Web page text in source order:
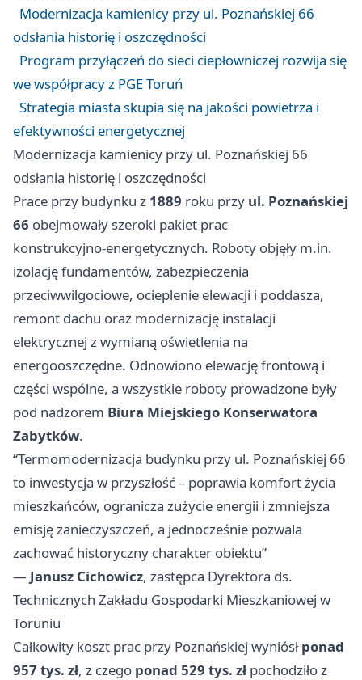
Modernizacja kamienicy przy ul. Poznańskiej 66
odsłania historię i oszczędności
Program przyłączeń do sieci ciepłowniczej rozwija się
we współpracy z PGE Toruń
Strategia miasta skupia się na jakości powietrza i
efektywności energetycznej
Modernizacja kamienicy przy ul. Poznańskiej 66
odsłania historię i oszczędności
Prace przy budynku z 1889 roku przy ul. Poznańskiej
66 obejmowały szeroki pakiet prac
konstrukcyjno‑energetycznych. Roboty objęły m.in.
izolację fundamentów, zabezpieczenia
przeciwwilgociowe, ocieplenie elewacji i poddasza,
remont dachu oraz modernizację instalacji
elektrycznej z wymianą oświetlenia na
energooszczędne. Odnowiono elewację frontową i
części wspólne, a wszystkie roboty prowadzone były
pod nadzorem Biura Miejskiego Konserwatora
Zabytków.
“Termomodernizacja budynku przy ul. Poznańskiej 66
to inwestycja w przyszłość – poprawia komfort życia
mieszkańców, ogranicza zużycie energii i zmniejsza
emisję zanieczyszczeń, a jednocześnie pozwala
zachować historyczny charakter obiektu”
— Janusz Cichowicz, zastępca Dyrektora ds.
Technicznych Zakładu Gospodarki Mieszkaniowej w
Toruniu
Całkowity koszt prac przy Poznańskiej wyniósłponad
957 tys. zł, z czego ponad 529 tys. zł pochodziło z